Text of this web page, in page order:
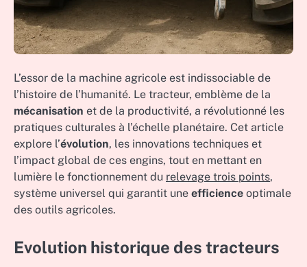
L’essor de la machine agricole est indissociable de
l’histoire de l’humanité. Le tracteur, emblème de la
mécanisation et de la productivité, a révolutionné les
pratiques culturales à l’échelle planétaire. Cet article
explore l’évolution, les innovations techniques et
l’impact global de ces engins, tout en mettant en
lumière le fonctionnement du relevage trois points,
système universel qui garantit une efficience optimale
des outils agricoles.
Evolution historique des tracteurs